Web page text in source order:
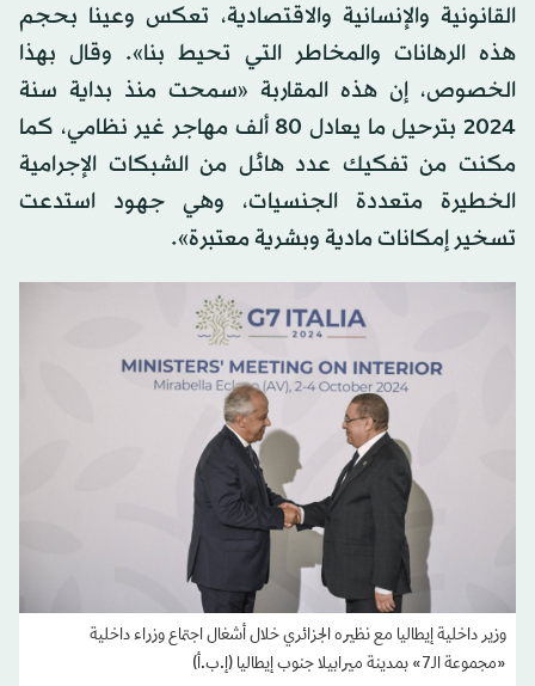
القانونية والإنسانية والاقتصادية، تعكس وعينا بحجم
هذه الرهانات والمخاطر التي تحيط بنا». وقال بهذا
الخصوص، إن هذه المقاربة «سمحت منذ بداية سنة
2024 بترحيل ما يعادل 80 ألف مهاجر غير نظامي، كما
مكنت من تفكيك عدد هائل من الشبكات الإجرامية
الخطيرة متعددة الجنسيات، وهي جهود استدعت
تسخير إمكانات مادية وبشرية معتبرة».
وزير داخلية إيطاليا مع نظيره الجزائري خلال أشغال اجتماع وزراء داخلية
«مجموعة الـ7» بمدينة ميرابيلا جنوب إيطاليا (إ.ب.أ)